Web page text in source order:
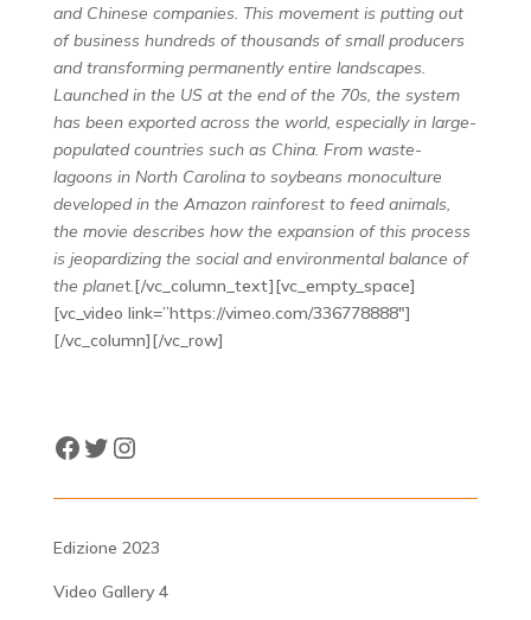
and Chinese companies. This movement is putting out
of business hundreds of thousands of small producers
and transforming permanently entire landscapes.
Launched in the US at the end of the 70s, the system
has been exported across the world, especially in large-
populated countries such as China. From waste-
lagoons in North Carolina to soybeans monoculture
developed in the Amazon rainforest to feed animals,
the movie describes how the expansion of this process
is jeopardizing the social and environmental balance of
the planet.[/vc_column_text][vc_empty_space]
[vc_video link=”https://vimeo.com/336778888″]
[/vc_column][/vc_row]
Facebook
Twitter
Instagram
Edizione 2023
Video Gallery 4